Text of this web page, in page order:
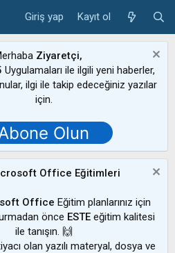
Giriş yap Kayıt ol
Ziyaretçi,
Uygulamaları ile ilgili yeni haberler,
ilgi ile takip edeceğiniz yazılar
için.
Olun
Office Eğitimleri
Office Eğitim planlarınız için
önce ESTE eğitim kalitesi
ile tanışın. 🙌
olan yazılı materyal, dosya ve